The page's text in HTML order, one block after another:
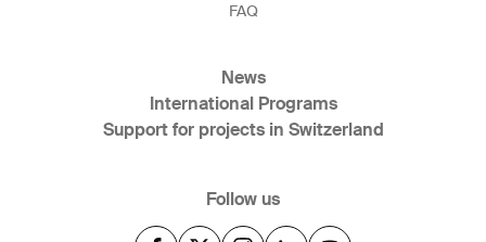
FAQ
News
International Programs
Support for projects in Switzerland
Follow us